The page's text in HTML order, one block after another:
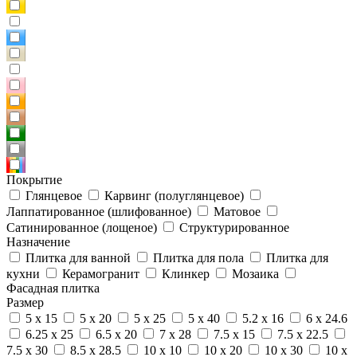
Покрытие
Глянцевое
Карвинг (полуглянцевое)
Лаппатированное (шлифованное)
Матовое
Сатинированное (лощеное)
Структурированное
Назначение
Плитка для ванной
Плитка для пола
Плитка для
кухни
Керамогранит Клинкер
Мозаика
Фасадная плитка
Размер
5 x 15
5 x 20 5 x 25 5 x 40 5.2 x 16
6 x 24.6
6.25 x 25
6.5 x 20 7 x 28 7.5 x 15
7.5 x 22.5
7.5 x 30
8.5 x 28.5 10 x 10 10 x 20 10 x 30 10 x